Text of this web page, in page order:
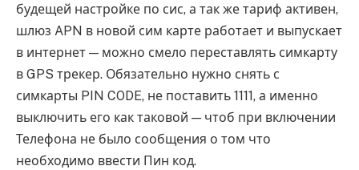
будещей настройке по сис, а так же тариф активен,
шлюз APN в новой сим карте работает и выпускает
в интернет — можно смело переставлять симкарту
в GPS трекер. Обязательно нужно снять с
симкарты PIN CODE, не поставить 1111, а именно
выключить его как таковой — чтоб при включении
Телефона не было сообщения о том что
необходимо ввести Пин код.